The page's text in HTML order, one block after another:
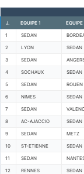
J. EQUIPE 1 EQUIPE
1 SEDAN
2 LYON SEDAN
3 SEDAN
4 SOCHAUX SEDAN
5 SEDAN ROUEN
6 NIMES SEDAN
7 SEDAN
8 AC-AJACCIO SEDAN
9 SEDAN METZ
10 ST-ETIENNE SEDAN
11 SEDAN
12 RENNES SEDAN